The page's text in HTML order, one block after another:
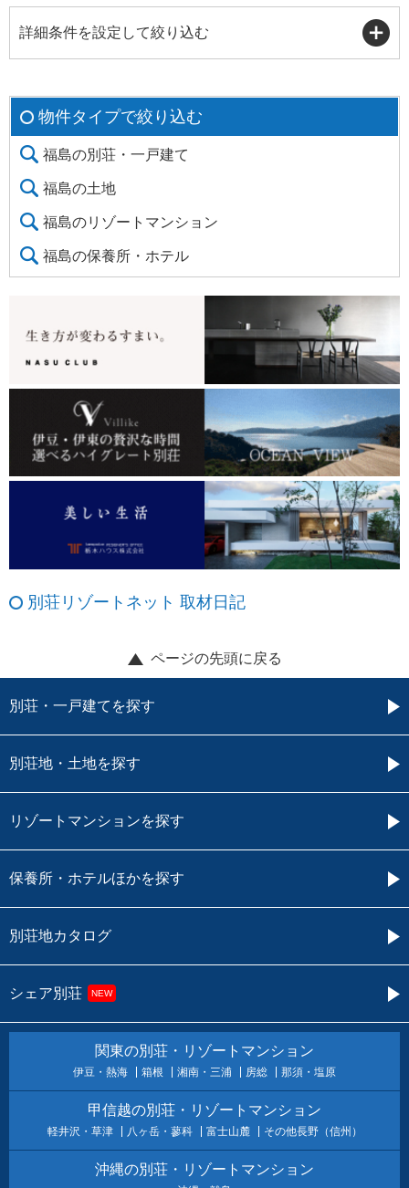
詳細条件を設定して絞り込む
物件タイプで絞り込む
福島の別荘・一戸建て
福島の土地
福島のリゾートマンション
福島の保養所・ホテル
別荘リゾートネット 取材日記
ページの先頭に戻る
別荘・一戸建てを探す
別荘地・土地を探す
リゾートマンションを探す
保養所・ホテルほかを探す
別荘地カタログ
シェア別荘 NEW
関東の別荘・リゾートマンション
伊豆・熱海 箱根 湘南・三浦 房総 那須・塩原
甲信越の別荘・リゾートマンション
軽井沢・草津 八ヶ岳・蓼科 富士山麓 その他長野（信州）
沖縄の別荘・リゾートマンション